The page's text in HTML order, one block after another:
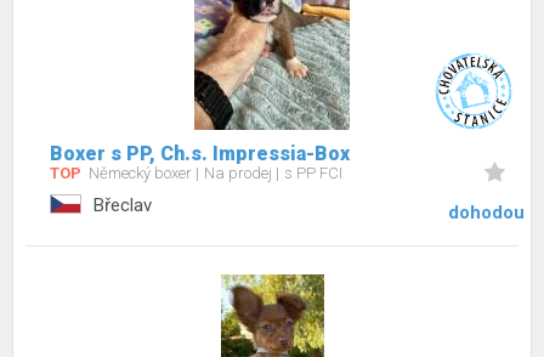
Boxer s PP, Ch.s. Impressia-Box
TOP Německý boxer Na prodej s PP FCI
Břeclav dohodou